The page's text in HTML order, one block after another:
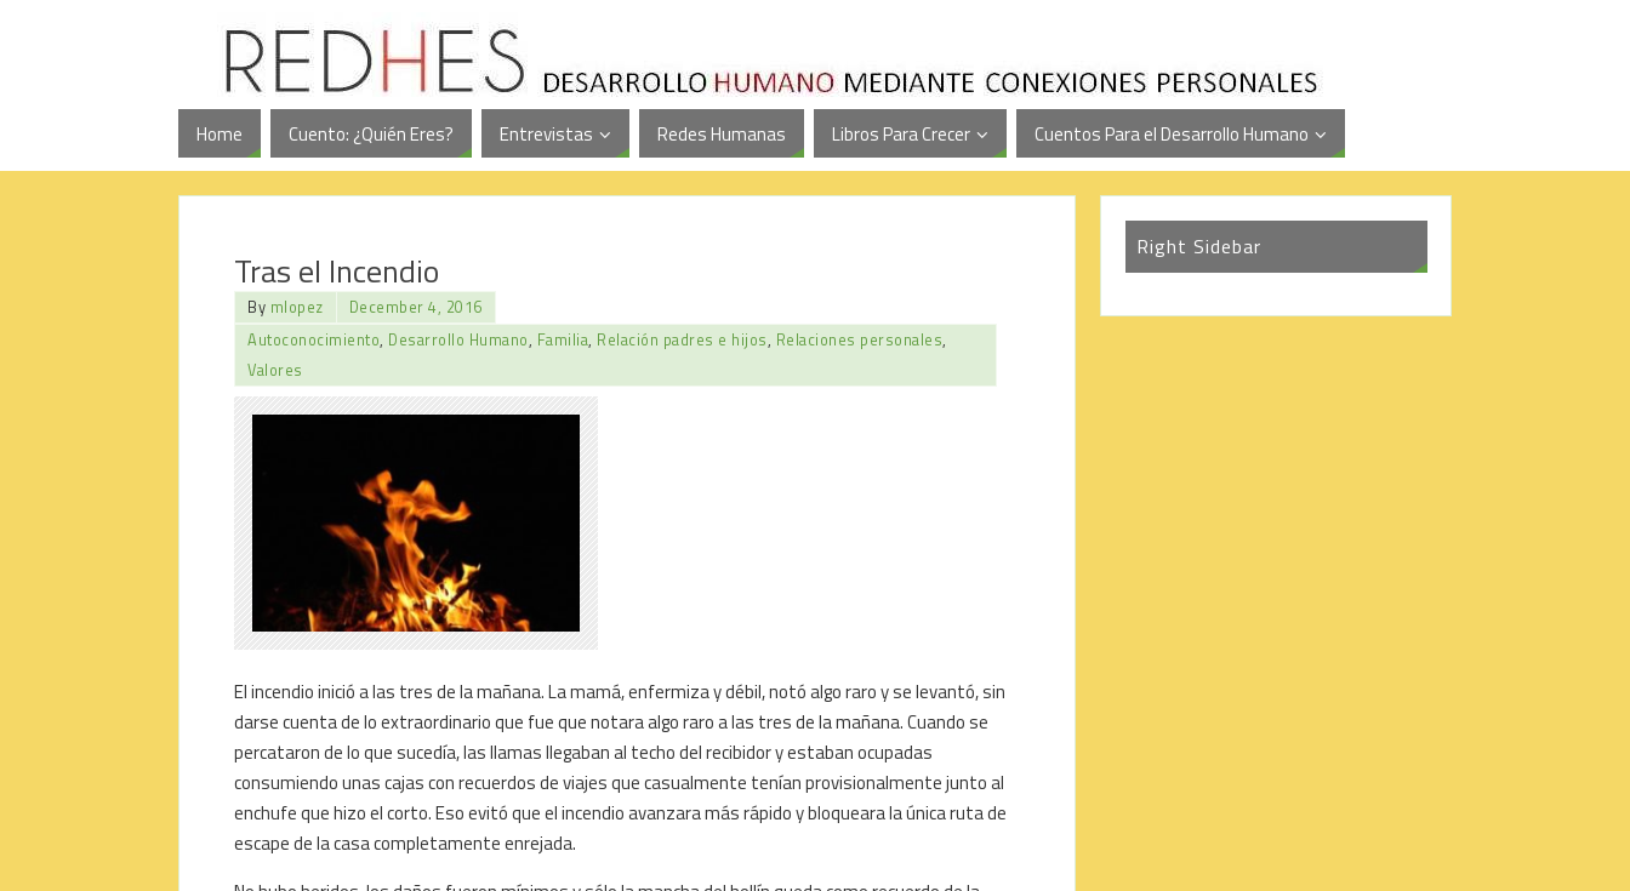
Home Cuento: ¿Quién Eres? Entrevistas Redes Humanas Libros Para Crecer Cuentos Para el Desarrollo Humano
Tras el Incendio
By mlopez
December 4, 2016
Autoconocimiento, Desarrollo Humano, Familia, Relación padres e hijos, Relaciones personales,
Valores
El incendio inició a las tres de la mañana. La mamá, enfermiza y débil, notó algo raro y se levantó, sin
darse cuenta de lo extraordinario que fue que notara algo raro a las tres de la mañana. Cuando se
percataron de lo que sucedía, las llamas llegaban al techo del recibidor y estaban ocupadas
consumiendo unas cajas con recuerdos de viajes que casualmente tenían provisionalmente junto al
enchufe que hizo el corto. Eso evitó que el incendio avanzara más rápido y bloqueara la única ruta de
escape de la casa completamente enrejada.
Right Sidebar